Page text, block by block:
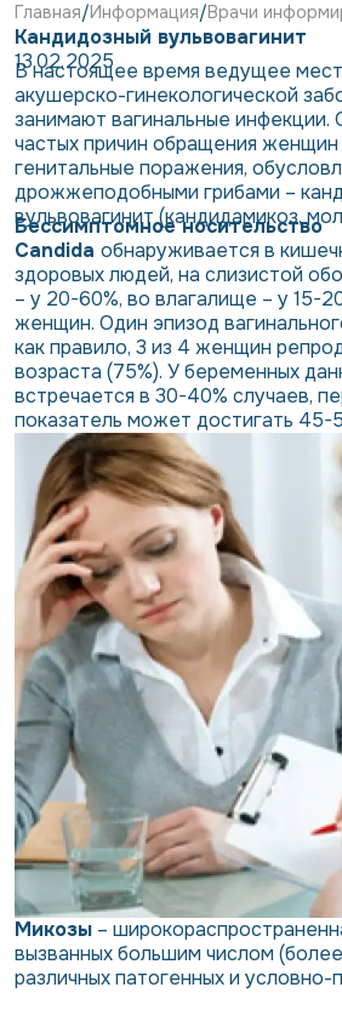
Главная Информация Врачи
Кандидозный вульвовагинит
13.02.2025
В настоящее время ведущее
акушерско-гинекологической
занимают вагинальные инфекции.
частых причин обращения женщин
генитальные поражения,
дрожжеподобными грибами –
вульвовагинит (кандидамикоз,
Бессимптомное носительство
Candida обнаруживается в
здоровых людей, на слизистой
– у 20-60%, во влагалище – у 15-
женщин. Один эпизод
как правило, 3 из 4 женщин
возраста (75%). У беременных
встречается в 30-40% случаев,
показатель может достигать 45-
Микозы –
вызванных большим числом
различных патогенных и условно-